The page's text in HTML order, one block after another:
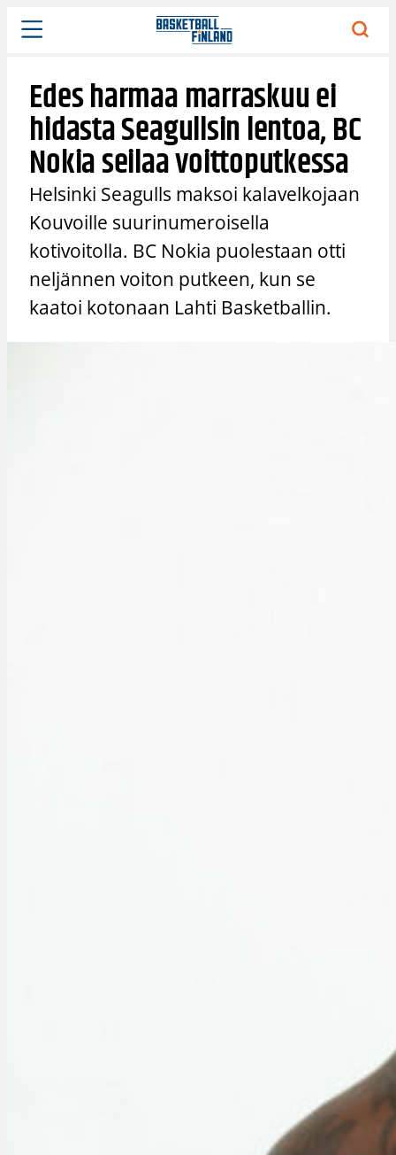
Siirry
sisältöön
Edes harmaa marraskuu ei
hidasta Seagullsin lentoa, BC
Nokia seilaa voittoputkessa
Helsinki Seagulls maksoi kalavelkojaan
Kouvoille suurinumeroisella
kotivoitolla. BC Nokia puolestaan otti
neljännen voiton putkeen, kun se
kaatoi kotonaan Lahti Basketballin.